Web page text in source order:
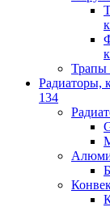
Трапы
Радиаторы,
134